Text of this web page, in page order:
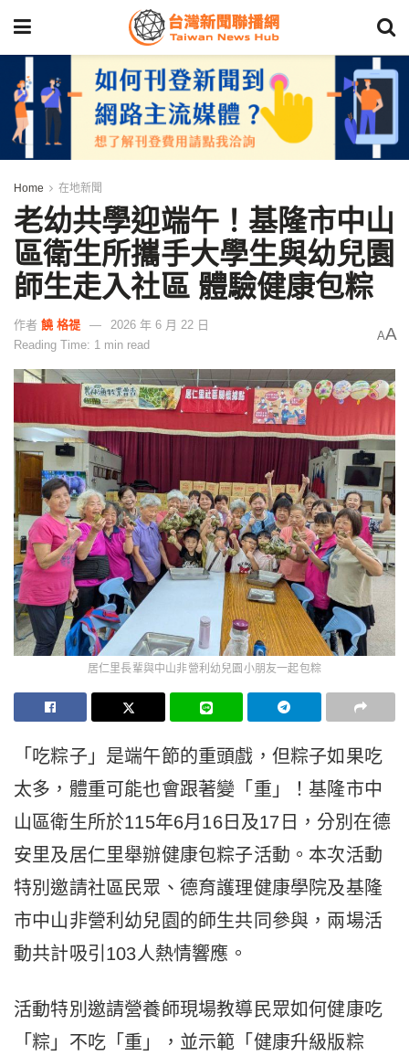
Home 在地新聞
老幼共學迎端午！基隆市中山
區衛生所攜手大學生與幼兒園
師生走入社區 體驗健康包粽
作者 饒 格禔
2026 年 6 月 22 日
Reading Time: 1 min read
AA
居仁里長輩與中山非營利幼兒園小朋友一起包粽
「吃粽子」是端午節的重頭戲，但粽子如果吃
太多，體重可能也會跟著變「重」！基隆市中
山區衛生所於115年6月16日及17日，分別在德
安里及居仁里舉辦健康包粽子活動。本次活動
特別邀請社區民眾、德育護理健康學院及基隆
市中山非營利幼兒園的師生共同參與，兩場活
動共計吸引103人熱情響應。
活動特別邀請營養師現場教導民眾如何健康吃
「粽」不吃「重」，並示範「健康升級版粽